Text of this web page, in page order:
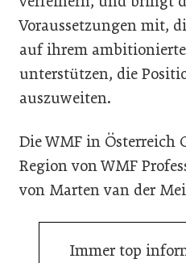
Voraussetzungen mit,
auf ihrem
unterstützen, die
auszuweiten.
Die WMF in Österreich
Region von WMF
von Marten van der
Immer top